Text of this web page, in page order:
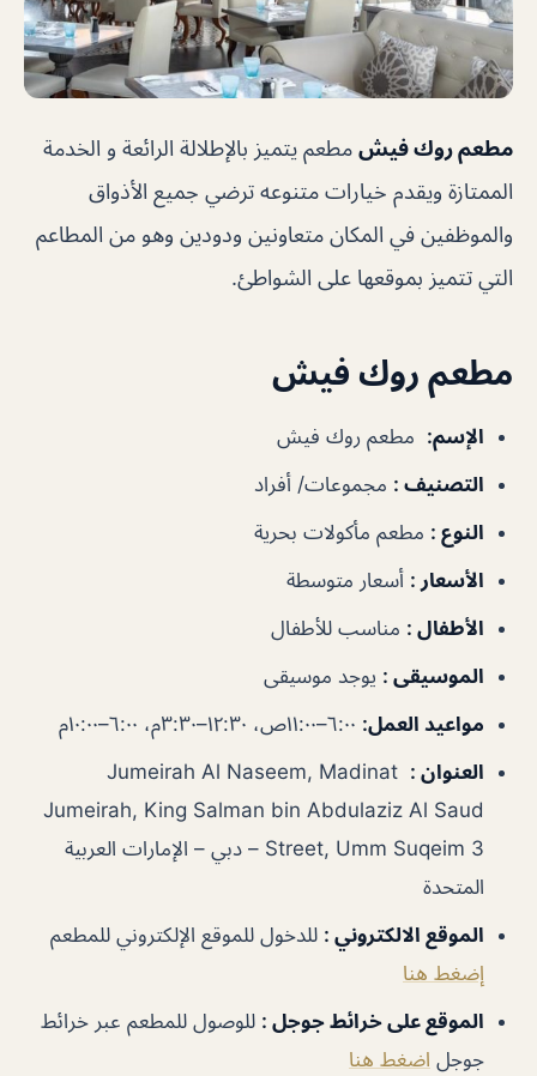
مطعم روك فيش مطعم يتميز بالإطلالة الرائعة و الخدمة
الممتازة ويقدم خيارات متنوعه ترضي جميع الأذواق
والموظفين في المكان متعاونين ودودين وهو من المطاعم
التي تتميز بموقعها على الشواطئ.
مطعم روك فيش
الإسم: مطعم روك فيش
التصنيف : مجموعات/ أفراد
النوع : مطعم مأكولات بحرية
الأسعار : أسعار متوسطة
الأطفال : مناسب للأطفال
الموسيقى : يوجد موسيقى
مواعيد العمل:
العنوان :
Jumeirah Al Naseem, Madinat
Jumeirah, King Salman bin Abdulaziz Al Saud
Street, Umm Suqeim 3 – دبي – الإمارات العربية
المتحدة
الموقع الالكتروني : للدخول للموقع الإلكتروني للمطعم
إضغط هنا
الموقع على خرائط جوجل : للوصول للمطعم عبر خرائط
جوجل اضغط هنا